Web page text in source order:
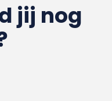
jij nog